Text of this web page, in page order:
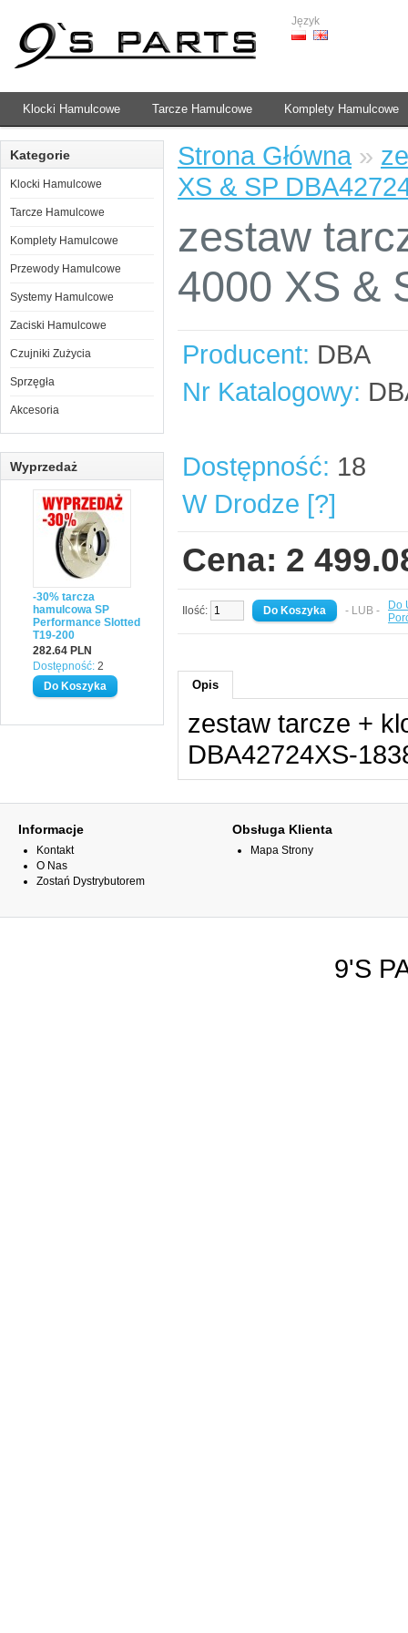
Język
Klocki Hamulcowe Tarcze Hamulcowe Komplety Hamulcowe
Kategorie
Klocki Hamulcowe
Tarcze Hamulcowe
Komplety Hamulcowe
Przewody Hamulcowe
Systemy Hamulcowe
Zaciski Hamulcowe
Czujniki Zużycia
Sprzęgła
Akcesoria
Wyprzedaż
-30% tarcza
hamulcowa SP
Performance Slotted
T19-200
282.64 PLN
Dostępność: 2
Strona Główna »
XS & SP
zestaw
4000 XS &
Producent: DBA
Nr Katalogowy:
Dostępność: 18
W Drodze [?]
Cena: 2
Ilość: - LUB -
Do
Opis
zestaw tarcze +
DBA42724XS-
Informacje
Kontakt
O Nas
Zostań Dystrybutorem
Obsługa Klienta
Mapa Strony
9'S